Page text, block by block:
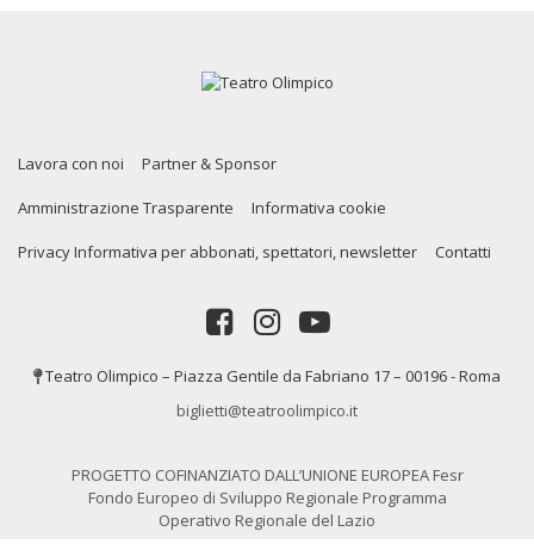
Lavora con noi Partner & Sponsor
Amministrazione Trasparente Informativa cookie
Privacy Informativa per abbonati, spettatori, newsletter Contatti
Teatro Olimpico – Piazza Gentile da Fabriano 17 – 00196 - Roma
biglietti@teatroolimpico.it
PROGETTO COFINANZIATO DALL’UNIONE EUROPEA Fesr
Fondo Europeo di Sviluppo Regionale Programma
Operativo Regionale del Lazio